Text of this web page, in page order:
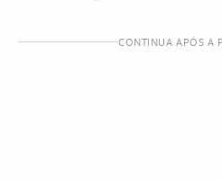
CONTINUA APÓS A